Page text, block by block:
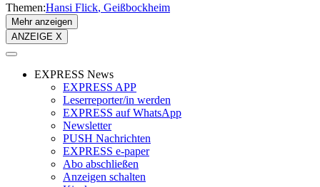
Themen:Hansi Flick Geißbockheim
Mehr anzeigen
ANZEIGE X
EXPRESS News
EXPRESS APP
Leserreporter/in werden
EXPRESS auf WhatsApp
Newsletter
PUSH Nachrichten
EXPRESS e-paper
Abo abschließen
Anzeigen schalten